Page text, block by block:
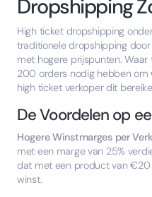
Dropshipping
High ticket dropshipping
traditionele dropshipping
met hogere prijspunten.
200 orders nodig hebben
high ticket verkoper dit
De Voordelen op
Hogere Winstmarges per
met een marge van 25%
dat met een product van
winst.